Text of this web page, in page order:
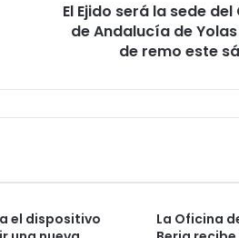
El Ejido será la sede
de Andalucía de
de remo este
el dispositivo
La Oficina